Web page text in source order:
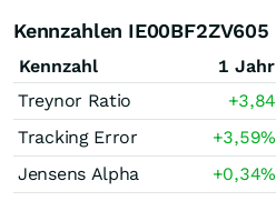
Kennzahlen IE00BF2ZV605
Kennzahl 1 Jahr
Treynor Ratio
+3,84
Tracking Error
+3,59%
Jensens Alpha
+0,34%